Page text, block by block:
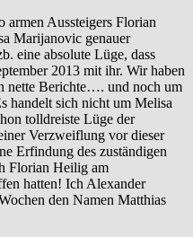
Aussteigers Florian
Marijanovic genauer
eine absolute Lüge, dass
2013 mit ihr. Wir haben
nette Berichte…. und noch um
handelt sich nicht um Melisa
tolldreiste Lüge der
Verzweiflung vor dieser
Erfindung des zuständigen
Florian Heilig am
hatten! Ich Alexander
den Namen Matthias